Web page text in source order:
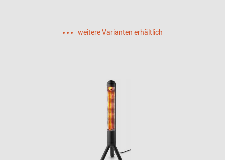
weitere Varianten erhältlich